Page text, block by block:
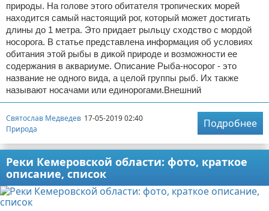
природы. На голове этого обитателя тропических морей
находится самый настоящий рог, который может достигать
длины до 1 метра. Это придает рыльцу сходство с мордой
носорога. В статье представлена информация об условиях
обитания этой рыбы в дикой природе и возможности ее
содержания в аквариуме. Описание Рыба-носорог - это
название не одного вида, а целой группы рыб. Их также
называют носачами или единорогами.Внешний
Святослав Медведев 17-05-2019 02:40
Природа
Подробнее
Реки Кемеровской области: фото, краткое
описание, список